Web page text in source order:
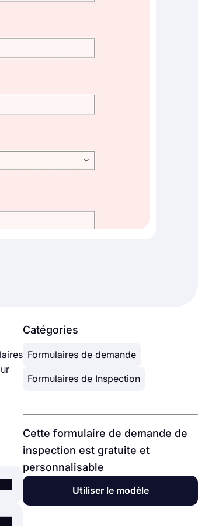
Catégories
Formulaires de demande
Formulaires de Inspection
Cette formulaire de demande de
inspection est gratuite et
personnalisable
Utiliser le modèle